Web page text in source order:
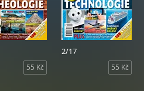
55 Kč
2/17
55 Kč